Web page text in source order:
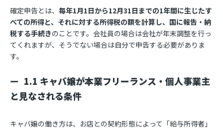
確定申告とは、 毎年1月1日から12月31日までの1年間に生じたす
べての所得と、それに対する所得税の額を計算し、国に報告・納
税する手続きのことです。会社員の場合は会社が年末調整を行っ
てくれますが、そうでない場合は自分で申告する必要がありま
す。
1.1 キャバ嬢が本業フリーランス・個人事業主
と見なされる条件
キャバ嬢の働き方は、お店との契約形態によって「給与所得者」